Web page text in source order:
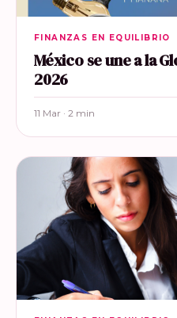
FINANZAS EN EQUILIBRIO
México se une a la
2026
11 Mar · 2 min